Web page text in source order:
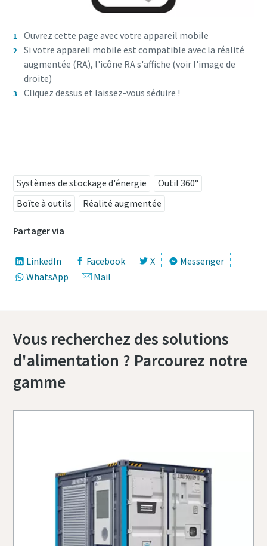
Ouvrez cette page avec votre appareil mobile
Si votre appareil mobile est compatible avec la réalité
augmentée (RA), l'icône RA s'affiche (voir l'image de
droite)
Cliquez dessus et laissez-vous séduire !
Systèmes de stockage d'énergie
Outil 360°
Boîte à outils
Réalité augmentée
Partager via
LinkedIn Facebook X
Messenger
WhatsApp
Mail
Vous recherchez des solutions
d'alimentation ? Parcourez notre
gamme